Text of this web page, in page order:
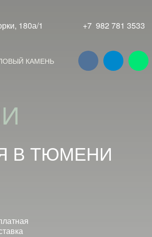
180а/1 +7 982 781 3533
КАМЕНЬ
В ТЮМЕНИ